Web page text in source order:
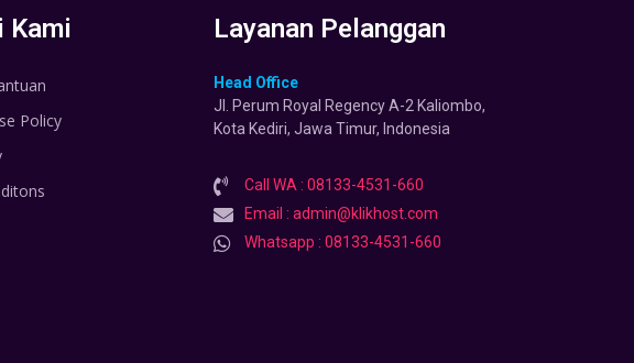
Kami
Policy
Layanan Pelanggan
Head Office
Jl. Perum Royal Regency A-2 Kaliombo,
Kota Kediri, Jawa Timur, Indonesia
Call WA : 08133-4531-660
Email : admin@klikhost.com
Whatsapp : 08133-4531-660